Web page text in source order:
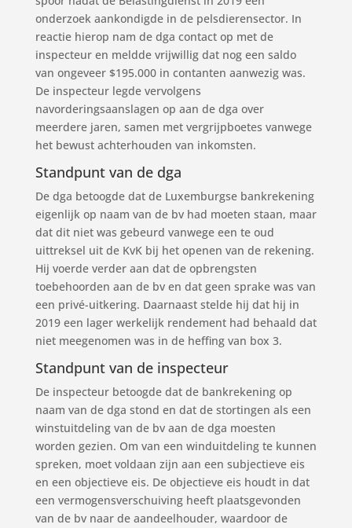
onderzoek aankondigde in de pelsdierensector. In
reactie hierop nam de dga contact op met de
inspecteur en meldde vrijwillig dat nog een saldo
van ongeveer $195.000 in contanten aanwezig was.
De inspecteur legde vervolgens
navorderingsaanslagen op aan de dga over
meerdere jaren, samen met vergrijpboetes vanwege
het bewust achterhouden van inkomsten.
Standpunt van de dga
De dga betoogde dat de Luxemburgse bankrekening
eigenlijk op naam van de bv had moeten staan, maar
dat dit niet was gebeurd vanwege een te oud
uittreksel uit de KvK bij het openen van de rekening.
Hij voerde verder aan dat de opbrengsten
toebehoorden aan de bv en dat geen sprake was van
een privé-uitkering. Daarnaast stelde hij dat hij in
2019 een lager werkelijk rendement had behaald dat
niet meegenomen was in de heffing van box 3.
Standpunt van de inspecteur
De inspecteur betoogde dat de bankrekening op
naam van de dga stond en dat de stortingen als een
winstuitdeling van de bv aan de dga moesten
worden gezien. Om van een winduitdeling te kunnen
spreken, moet voldaan zijn aan een subjectieve eis
en een objectieve eis. De objectieve eis houdt in dat
een vermogensverschuiving heeft plaatsgevonden
van de bv naar de aandeelhouder, waardoor de